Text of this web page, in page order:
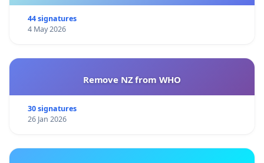
44 signatures
4 May 2026
Remove NZ from WHO
30 signatures
26 Jan 2026